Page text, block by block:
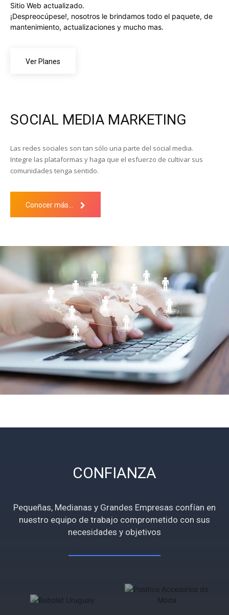
Sitio Web actualizado.
¡Despreocúpese!, nosotros le brindamos todo el paquete, de
mantenimiento, actualizaciones y mucho mas.
Ver Planes
SOCIAL MEDIA MARKETING
Las redes sociales son tan sólo una parte del social media.
Integre las plataformas y haga que el esfuerzo de cultivar sus
comunidades tenga sentido.
Conocer más...
CONFIANZA
Pequeñas, Medianas y Grandes Empresas confían en
nuestro equipo de trabajo comprometido con sus
necesidades y objetivos